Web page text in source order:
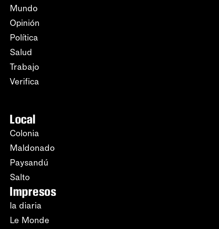
Mundo
Opinión
Política
Salud
Trabajo
Verifica
Local
Colonia
Maldonado
Paysandú
Salto
Impresos
la diaria
Le Monde